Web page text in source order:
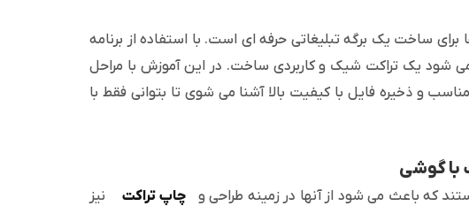
ساخت یک برگه تبلیغاتی حرفه ای است. با استفاده از برنامه
یک تراکت شیک و کاربردی ساخت. در این آموزش با مراحل
و ذخیره فایل با کیفیت بالا آشنا می شوی تا بتوانی فقط با
با گوشی
که باعث می شود از آنها در زمینه طراحی و چاپ تراکت
نیز